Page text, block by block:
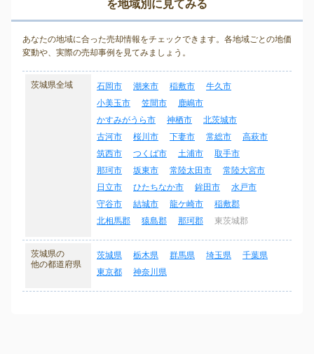
を地域別に見てみる
あなたの地域に合った売却情報をチェックできます。各地域ごとの地価
変動や、実際の売却事例を見てみましょう。
茨城県全域 石岡市 潮来市 稲敷市
牛久市
小美玉市
笠間市
鹿嶋市
かすみがうら市
神栖市
北茨城市
古河市
桜川市 下妻市 常総市
高萩市
筑西市
つくば市 土浦市
取手市
那珂市
坂東市 常陸太田市
常陸大宮市
日立市
ひたちなか市 鉾田市
水戸市
守谷市
結城市 龍ケ崎市
稲敷郡
北相馬郡
猿島郡 那珂郡 東茨城郡
茨城県の
他の都道府県
茨城県 栃木県 群馬県 埼玉県
千葉県
東京都
神奈川県